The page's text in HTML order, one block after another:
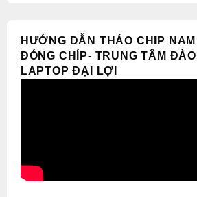
HƯỚNG DẪN THÁO CHIP
ĐÓNG CHÍP- TRUNG TÂM
LAPTOP ĐẠI LỢI